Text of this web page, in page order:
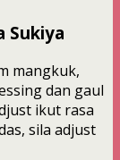
Sukiya
mangkuk,
dan gaul
ikut rasa
sila adjust